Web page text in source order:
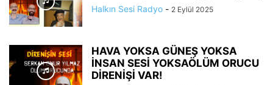
Halkın Sesi Radyo - 2 Eylül 2025
HAVA YOKSA GÜNEŞ YOKSA
İNSAN SESİ YOKSAÖLÜM ORUCU
DİRENİŞİ VAR!